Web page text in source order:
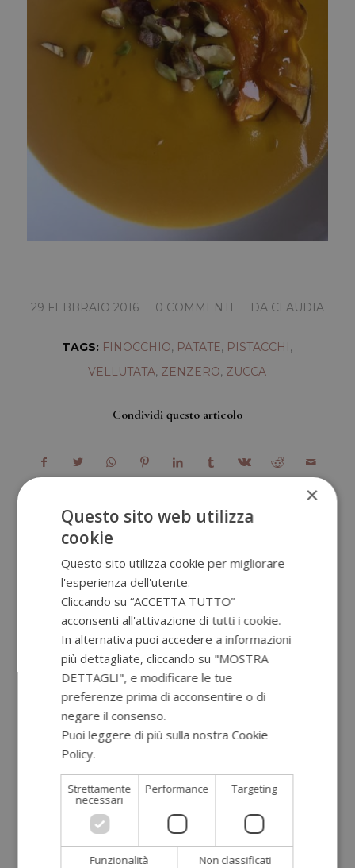
29 FEBBRAIO 2016
/ 0 COMMENTI
/ DA CLAUDIA
TAGS: FINOCCHIO, PATATE, PISTACCHI,
VELLUTATA, ZENZERO, ZUCCA
Condividi questo articolo
×
Questo sito web utilizza
cookie
Questo sito utilizza cookie per migliorare
l'esperienza dell'utente.
Cliccando su “ACCETTA TUTTO”
acconsenti all'attivazione di tutti i cookie.
In alternativa puoi accedere a informazioni
più dettagliate, cliccando su "MOSTRA
DETTAGLI", e modificare le tue
preferenze prima di acconsentire o di
negare il consenso.
Puoi leggere di più sulla nostra Cookie
Policy.
Strettamente
necessari
Performance Targeting
Funzionalità Non classificati